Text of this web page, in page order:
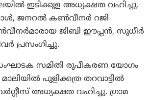
ഇടിക്കുള അധ്യക്ഷത വഹിച്ചു.
ജനറൽ കൺവീനർ റജി
ജിബി ഈപ്പൻ, സുധീർ
പ്രസംഗിച്ചു.
സമിതി രൂപീകരണ യോഗം
മാലിയിൽ പുളിക്കത്ര തറവാട്ടിൽ
അധ്യക്ഷത വഹിച്ചു. ഗ്രാമ